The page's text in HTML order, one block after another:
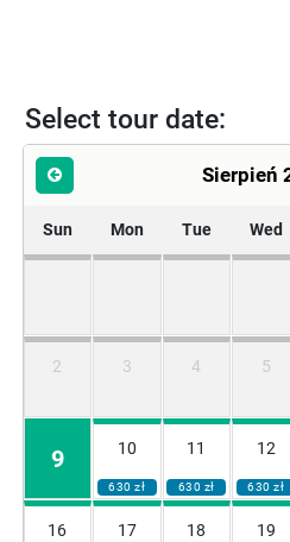
Select tour date:
Sierpień
Sun Mon Tue Wed
2 3 4 5
9 10
630 zł
11
630 zł
12
630 zł
16 17 18 19